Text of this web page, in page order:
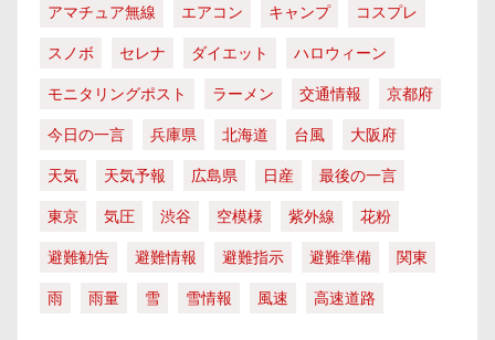
アマチュア無線
エアコン キャンプ
コスプレ
スノボ
セレナ ダイエット
ハロウィーン
モニタリングポスト
ラーメン 交通情報
京都府
今日の一言
兵庫県 北海道 台風
大阪府
天気
天気予報 広島県 日産
最後の一言
東京
気圧 渋谷 空模様 紫外線
花粉
避難勧告
避難情報 避難指示 避難準備
関東
雨
雨量 雪 雪情報 風速 高速道路